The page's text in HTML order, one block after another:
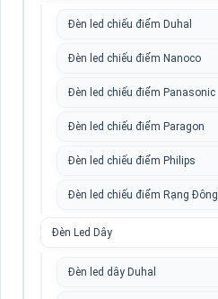
Đèn led chiếu điểm Duhal
Đèn led chiếu điểm Nanoco
Đèn led chiếu điểm Panasonic
Đèn led chiếu điểm Paragon
Đèn led chiếu điểm Philips
Đèn led chiếu điểm Rạng Đông
Đèn Led Dây
Đèn led dây Duhal